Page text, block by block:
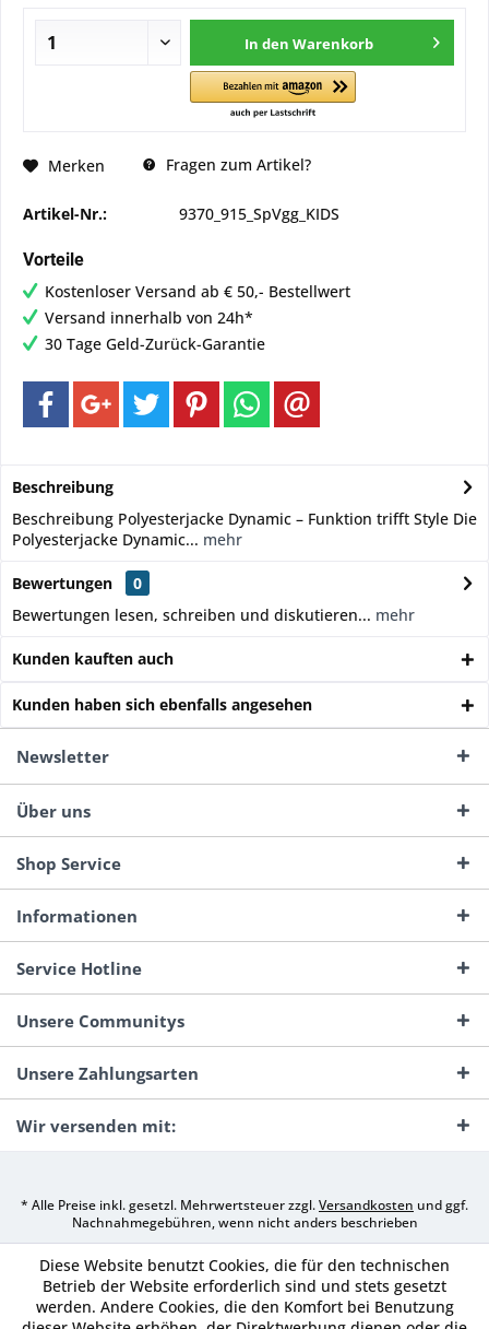
In den Warenkorb
Merken Fragen zum Artikel?
Artikel-Nr.: 9370_915_SpVgg_KIDS
Vorteile
Kostenloser Versand ab € 50,- Bestellwert
Versand innerhalb von 24h*
30 Tage Geld-Zurück-Garantie
Beschreibung
Beschreibung Polyesterjacke Dynamic – Funktion trifft Style Die
Polyesterjacke Dynamic... mehr
Bewertungen
0
Bewertungen lesen, schreiben und diskutieren... mehr
Kunden kauften auch
Kunden haben sich ebenfalls angesehen
Newsletter
Über uns
Shop Service
Informationen
Service Hotline
Unsere Communitys
Unsere Zahlungsarten
Wir versenden mit:
* Alle Preise inkl. gesetzl. Mehrwertsteuer zzgl.Versandkosten und ggf.
Nachnahmegebühren, wenn nicht anders beschrieben
Diese Website benutzt Cookies, die für den technischen
Betrieb der Website erforderlich sind und stets gesetzt
werden. Andere Cookies, die den Komfort bei Benutzung